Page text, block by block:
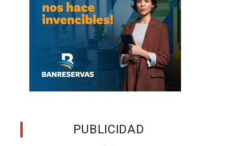
PUBLICIDAD